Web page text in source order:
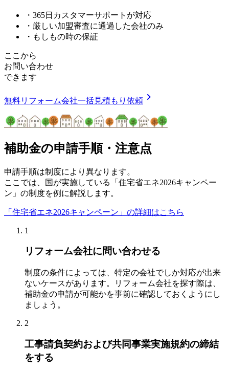
・365日カスタマーサポートが対応
・厳しい加盟審査に通過した会社のみ
・もしもの時の保証
ここから
お問い合わせ
できます
無料リフォーム会社一括見積もり依頼 chevron_right
補助金の申請手順・注意点
申請手順は制度により異なります。
ここでは、国が実施している「住宅省エネ2026キャンペー
ン」の制度を例に解説します。
「住宅省エネ2026キャンペーン」の詳細はこちら
1
リフォーム会社に問い合わせる
制度の条件によっては、特定の会社でしか対応が出来
ないケースがあります。リフォーム会社を探す際は、
補助金の申請が可能かを事前に確認しておくようにし
ましょう。
2
工事請負契約および共同事業実施規約の締結
をする